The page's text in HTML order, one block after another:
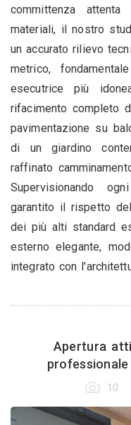
committenza
materiali, il nostro
un accurato rilievo
metrico,
esecutrice più
rifacimento completo
pavimentazione su
di un giardino
raffinato
Supervisionando
garantito il rispetto
dei più alti standard
esterno elegante,
integrato con
Apertura
10